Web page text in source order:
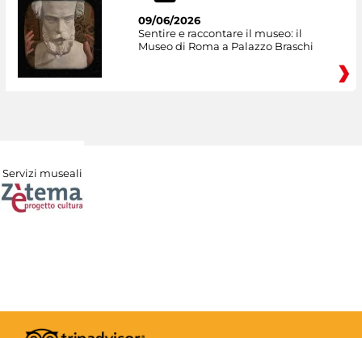
09/06/2026
Sentire e raccontare il museo: il
Museo di Roma a Palazzo Braschi
Servizi museali